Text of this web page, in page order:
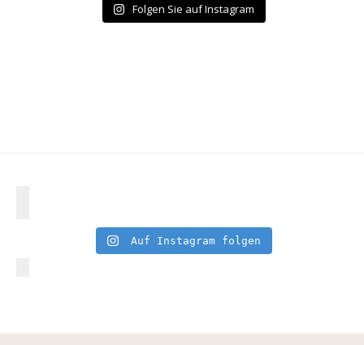
Folgen Sie auf Instagram
Auf Instagram folgen